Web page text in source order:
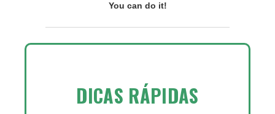
You can do it!
DICAS RÁPIDAS